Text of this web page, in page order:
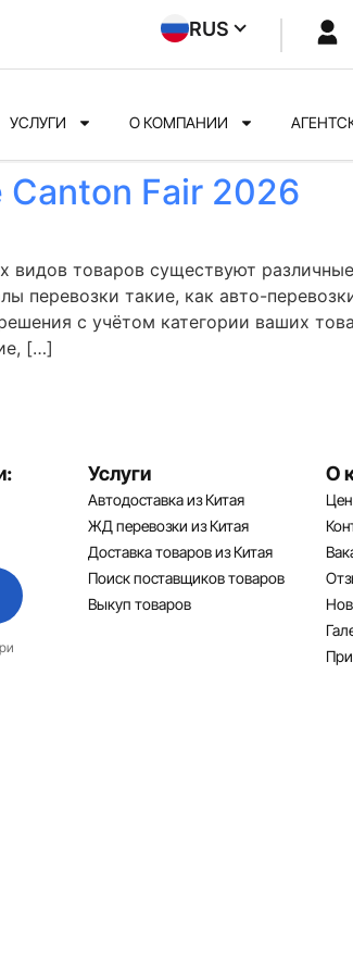
RUS
УСЛУГИ О КОМПАНИИ
Canton Fair 2026
видов товаров существуют
перевозки такие, как авто-
с учётом категории ваших
[…]
Услуги
Автодоставка из Китая
ЖД перевозки из Китая
Доставка товаров из Китая
Поиск поставщиков товаров
Выкуп товаров
О